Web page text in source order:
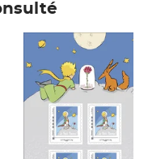
Prix 7,50€